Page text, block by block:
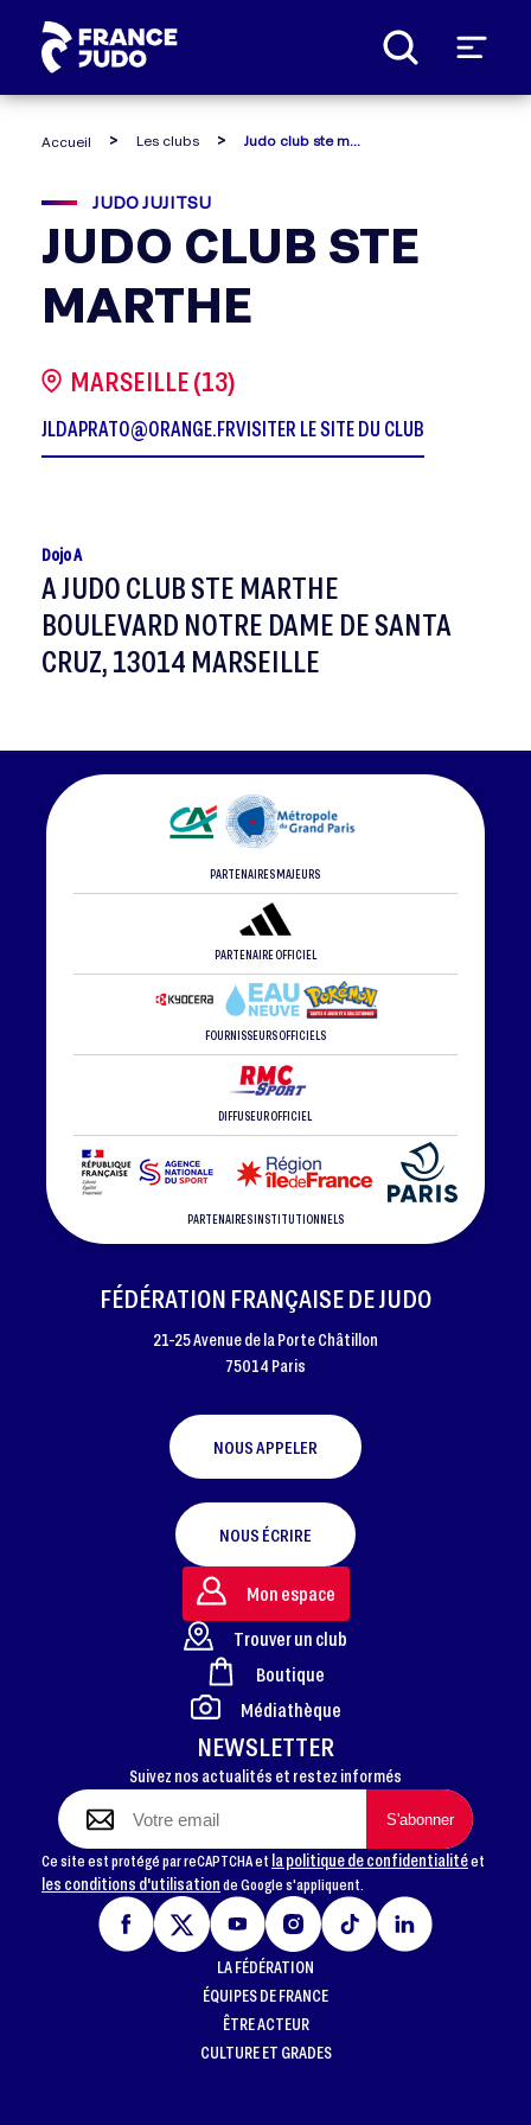
Accueil Les clubs
JUDO JUJITSU
JUDO CLUB STE
MARTHE
MARSEILLE (13)
JLDAPRATO@ORANGE.FRVISITER LE SITE DU CLUB
Dojo A
A JUDO CLUB STE MARTHE
BOULEVARD NOTRE DAME DE SANTA
CRUZ, 13014 MARSEILLE
PARTENAIRES MAJEURS
PARTENAIRE OFFICIEL
FOURNISSEURS OFFICIELS
DIFFUSEUR OFFICIEL
PARTENAIRES INSTITUTIONNELS
FOOTER
FÉDÉRATION FRANÇAISE DE JUDO
21-25 Avenue de la Porte Châtillon
75014 Paris
NOUS APPELER
NOUS ÉCRIRE
NEWSLETTER
Suivez nos actualités et restez informés
Ce site est protégé par reCAPTCHA et la politique de confidentialitéet
les conditions d'utilisationde Google s'appliquent.
Mon espace
Trouver un club
Boutique
Médiathèque
LA FÉDÉRATION
ÉQUIPES DE FRANCE
ÊTRE ACTEUR
CULTURE ET GRADES